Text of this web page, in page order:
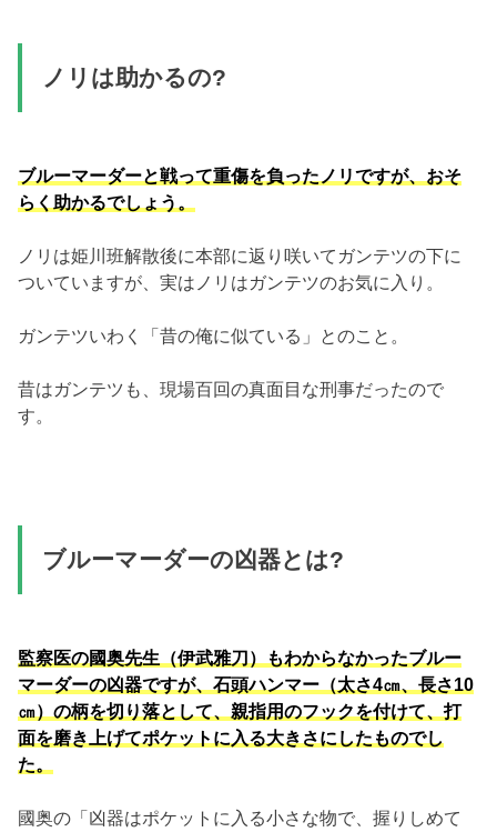
ノリは助かるの?
ブルーマーダーと戦って重傷を負ったノリですが、おそ
らく助かるでしょう。
ノリは姫川班解散後に本部に返り咲いてガンテツの下に
ついていますが、実はノリはガンテツのお気に入り。
ガンテツいわく「昔の俺に似ている」とのこと。
昔はガンテツも、現場百回の真面目な刑事だったので
す。
ブルーマーダーの凶器とは?
監察医の國奥先生（伊武雅刀）もわからなかったブルー
マーダーの凶器ですが、石頭ハンマー（太さ4㎝、長さ10
㎝）の柄を切り落として、親指用のフックを付けて、打
面を磨き上げてポケットに入る大きさにしたものでし
た。
國奥の「凶器はポケットに入る小さな物で、握りしめて